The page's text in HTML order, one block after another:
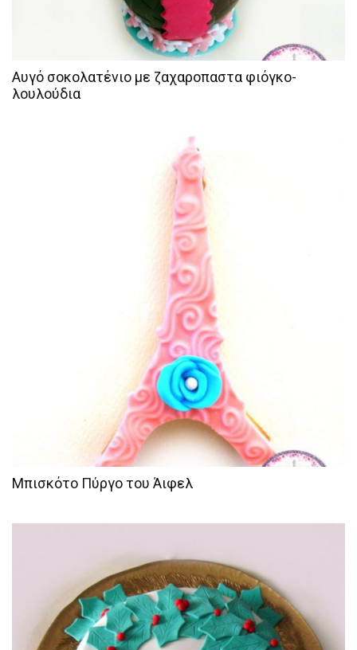
Αυγό σοκολατένιο με ζαχαροπαστα φιόγκο-
λουλούδια
Μπισκότο Πύργο του Άιφελ